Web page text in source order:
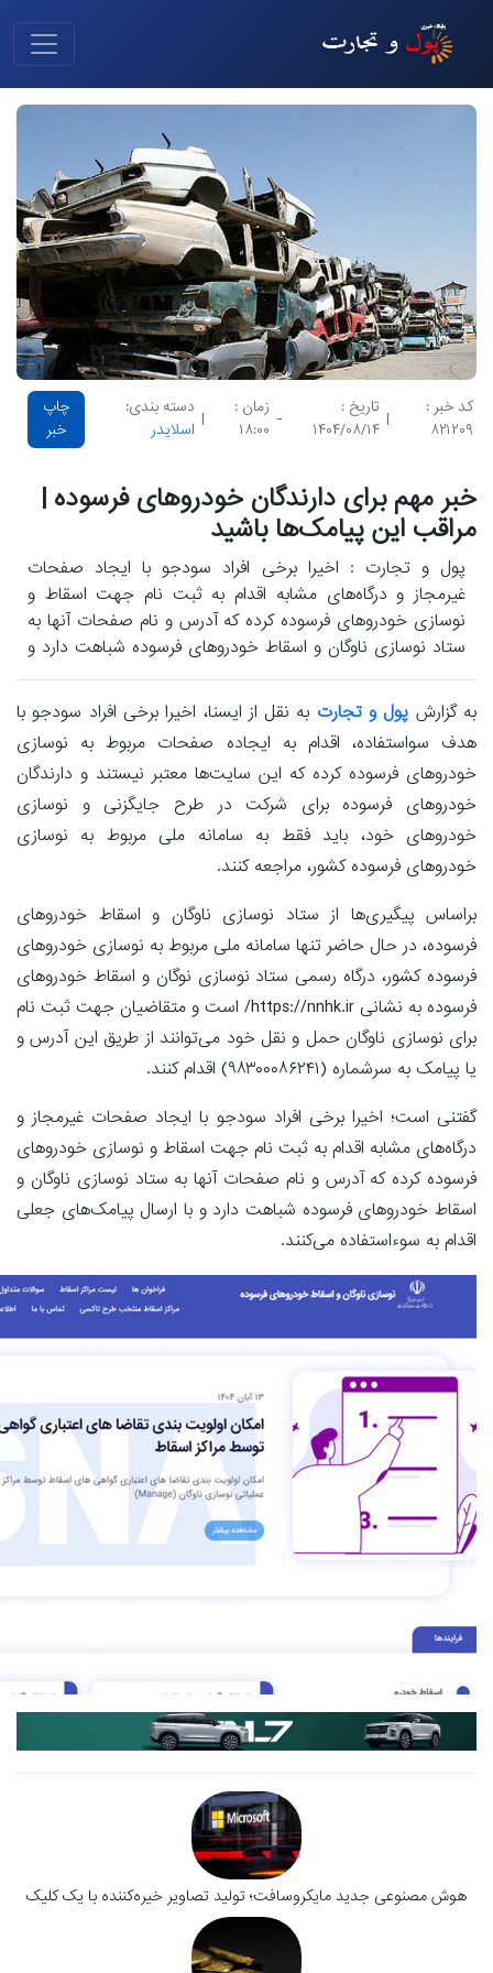
کد خبر :
۸۲۱۲۰۹
|
تاریخ :
۱۴۰۴/۰۸/۱۴
-
زمان :
۱۸:۰۰
|
دسته بندی:
اسلایدر
چاپ
خبر
خبر مهم برای دارندگان خودروهای فرسوده |
مراقب این پیامک‌ها باشید
پول و تجارت : اخیرا برخی افراد سودجو با ایجاد صفحات
غیرمجاز و درگاه‌های مشابه اقدام به ثبت نام جهت اسقاط و
نوسازی خودروهای فرسوده کرده که آدرس و نام صفحات آنها به
ستاد نوسازی ناوگان و اسقاط خودروهای فرسوده شباهت دارد و
به گزارش پول و تجارت به نقل از ایسنا، اخیرا برخی افراد سودجو با
هدف سواستفاده، اقدام به ایجاده صفحات مربوط به نوسازی
خودروهای فرسوده کرده که این سایت‌ها معتبر نیستند و دارندگان
خودروهای فرسوده برای شرکت در طرح جایگزنی و نوسازی
خودروهای خود، باید فقط به سامانه ملی مربوط به نوسازی
خودروهای فرسوده کشور، مراجعه کنند.
براساس پیگیری‌ها از ستاد نوسازی ناوگان و اسقاط خودروهای
فرسوده، در حال حاضر تنها سامانه ملی مربوط به نوسازی خودروهای
فرسوده کشور، درگاه رسمی ستاد نوسازی نوگان و اسقاط خودروهای
فرسوده به نشانی https://nnhk.ir/ است و متقاضیان جهت ثبت نام
برای نوسازی ناوگان حمل و نقل خود می‌توانند از طریق این آدرس و
یا پیامک به سرشماره (۹۸۳۰۰۰۸۶۲۴۱) اقدام کنند.
گفتنی است؛ اخیرا برخی افراد سودجو با ایجاد صفحات غیرمجاز و
درگاه‌های مشابه اقدام به ثبت نام جهت اسقاط و نوسازی خودروهای
فرسوده کرده که آدرس و نام صفحات آنها به ستاد نوسازی ناوگان و
اسقاط خودروهای فرسوده شباهت دارد و با ارسال پیامک‌های جعلی
اقدام به سوءاستفاده می‌کنند.
هوش مصنوعی جدید مایکروسافت؛ تولید تصاویر خیره‌کننده با یک کلیک